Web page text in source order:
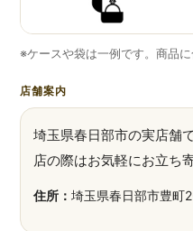
※ケースや袋は一例です。商品
店舗案内
埼玉県春日部市の実店舗
店の際はお気軽にお立ち
住所： 埼玉県春日部市豊町